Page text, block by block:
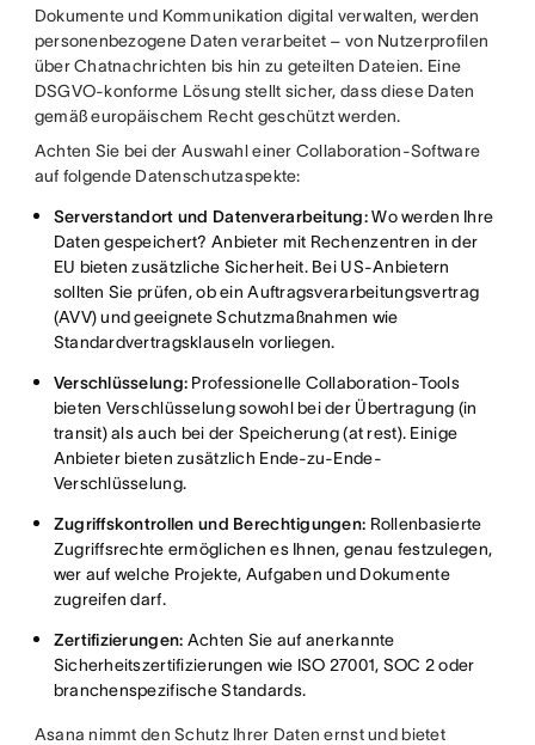
Dokumente und Kommunikation digital verwalten, werden
personenbezogene Daten verarbeitet – von Nutzerprofilen
über Chatnachrichten bis hin zu geteilten Dateien. Eine
DSGVO-konforme Lösung stellt sicher, dass diese Daten
gemäß europäischem Recht geschützt werden.
Achten Sie bei der Auswahl einer Collaboration-Software
auf folgende Datenschutzaspekte:
Serverstandort und Datenverarbeitung:Wo werden Ihre
Daten gespeichert? Anbieter mit Rechenzentren in der
EU bieten zusätzliche Sicherheit. Bei US-Anbietern
sollten Sie prüfen, ob ein Auftragsverarbeitungsvertrag
(AVV) und geeignete Schutzmaßnahmen wie
Standardvertragsklauseln vorliegen.
Verschlüsselung: Professionelle Collaboration-Tools
bieten Verschlüsselung sowohl bei der Übertragung (in
transit) als auch bei der Speicherung (at rest). Einige
Anbieter bieten zusätzlich Ende-zu-Ende-
Verschlüsselung.
Zugriffskontrollen und Berechtigungen: Rollenbasierte
Zugriffsrechte ermöglichen es Ihnen, genau festzulegen,
wer auf welche Projekte, Aufgaben und Dokumente
zugreifen darf.
Zertifizierungen: Achten Sie auf anerkannte
Sicherheitszertifizierungen wie ISO 27001, SOC 2 oder
branchenspezifische Standards.
Asana nimmt den Schutz Ihrer Daten ernst und bietet